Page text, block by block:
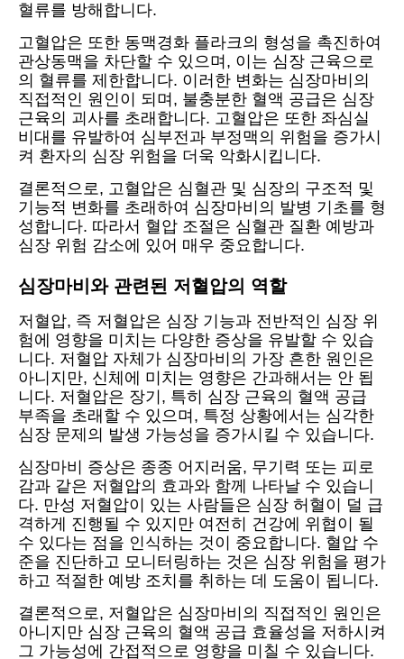
혈류를 방해합니다.
고혈압은 또한 동맥경화 플라크의 형성을 촉진하여
관상동맥을 차단할 수 있으며, 이는 심장 근육으로
의 혈류를 제한합니다. 이러한 변화는 심장마비의
직접적인 원인이 되며, 불충분한 혈액 공급은 심장
근육의 괴사를 초래합니다. 고혈압은 또한 좌심실
비대를 유발하여 심부전과 부정맥의 위험을 증가시
켜 환자의 심장 위험을 더욱 악화시킵니다.
결론적으로, 고혈압은 심혈관 및 심장의 구조적 및
기능적 변화를 초래하여 심장마비의 발병 기초를 형
성합니다. 따라서 혈압 조절은 심혈관 질환 예방과
심장 위험 감소에 있어 매우 중요합니다.
심장마비와 관련된 저혈압의 역할
저혈압, 즉 저혈압은 심장 기능과 전반적인 심장 위
험에 영향을 미치는 다양한 증상을 유발할 수 있습
니다. 저혈압 자체가 심장마비의 가장 흔한 원인은
아니지만, 신체에 미치는 영향은 간과해서는 안 됩
니다. 저혈압은 장기, 특히 심장 근육의 혈액 공급
부족을 초래할 수 있으며, 특정 상황에서는 심각한
심장 문제의 발생 가능성을 증가시킬 수 있습니다.
심장마비 증상은 종종 어지러움, 무기력 또는 피로
감과 같은 저혈압의 효과와 함께 나타날 수 있습니
다. 만성 저혈압이 있는 사람들은 심장 허혈이 덜 급
격하게 진행될 수 있지만 여전히 건강에 위협이 될
수 있다는 점을 인식하는 것이 중요합니다. 혈압 수
준을 진단하고 모니터링하는 것은 심장 위험을 평가
하고 적절한 예방 조치를 취하는 데 도움이 됩니다.
결론적으로, 저혈압은 심장마비의 직접적인 원인은
아니지만 심장 근육의 혈액 공급 효율성을 저하시켜
그 가능성에 간접적으로 영향을 미칠 수 있습니다.